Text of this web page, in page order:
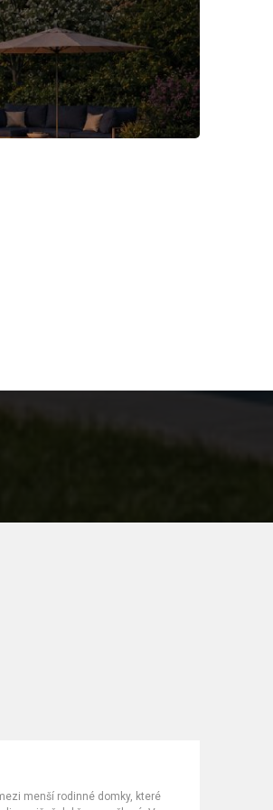
menší rodinné domky, které